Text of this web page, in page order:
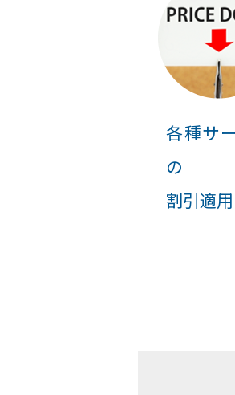
各種サ
の
割引適用